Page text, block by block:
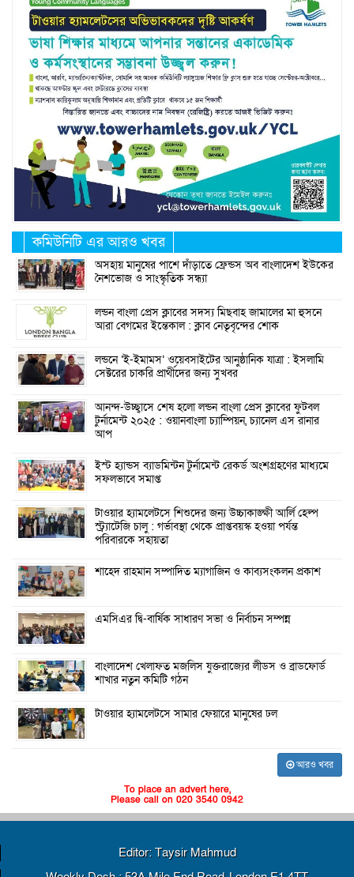
কমিউনিটি এর আরও খবর
অসহায় মানুষের পাশে দাঁড়াতে ফ্রেন্ডস অব বাংলাদেশ ইউকের
নৈশভোজ ও সাংস্কৃতিক সন্ধ্যা
লন্ডন বাংলা প্রেস ক্লাবের সদস্য মিছবাহ জামালের মা হুসনে
আরা বেগমের ইন্তেকাল : ক্লাব নেতৃবৃন্দের শোক
লন্ডনে ‘ই-ইমামস’ ওয়েবসাইটের আনুষ্ঠানিক যাত্রা : ইসলামি
সেক্টরের চাকরি প্রার্থীদের জন্য সুখবর
আনন্দ-উচ্ছ্বাসে শেষ হলো লন্ডন বাংলা প্রেস ক্লাবের ফুটবল
টুর্নামেন্ট ২০২৫ : ওয়ানবাংলা চ্যাম্পিয়ন, চ্যানেল এস রানার
আপ
ইস্ট হ্যান্ডস ব্যাডমিন্টন টুর্নামেন্ট রেকর্ড অংশগ্রহণের মাধ্যমে
সফলভাবে সমাপ্ত
টাওয়ার হ্যামলেটসে শিশুদের জন্য উচ্চাকাঙ্ক্ষী আর্লি হেল্প
স্ট্র্যাটেজি চালু : গর্ভাবস্থা থেকে প্রাপ্তবয়স্ক হওয়া পর্যন্ত
পরিবারকে সহায়তা
শাহেদ রাহমান সম্পাদিত ম্যাগাজিন ও কাব্যসংকলন প্রকাশ
এমসিএর দ্বি-বার্ষিক সাধারণ সভা ও নির্বাচন সম্পন্ন
বাংলাদেশ খেলাফত মজলিস যুক্তরাজ্যের লীডস ও ব্রাডফোর্ড
শাখার নতুন কমিটি গঠন
টাওয়ার হ্যামলেটসে সামার ফেয়ারে মানুষের ঢল
আরও খবর
To place an advert here,
Please call on 020 3540 0942
Editor: Taysir Mahmud